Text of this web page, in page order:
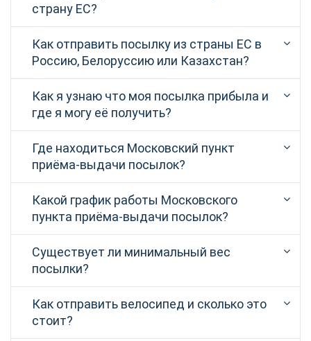
страну ЕС?
Как отправить посылку из страны ЕС в
Россию, Белоруссию или Казахстан?
Как я узнаю что моя посылка прибыла и
где я могу её получить?
Где находиться Московский пункт
приёма-выдачи посылок?
Какой график работы Московского
пункта приёма-выдачи посылок?
Существует ли минимальный вес
посылки?
Как отправить велосипед и сколько это
стоит?